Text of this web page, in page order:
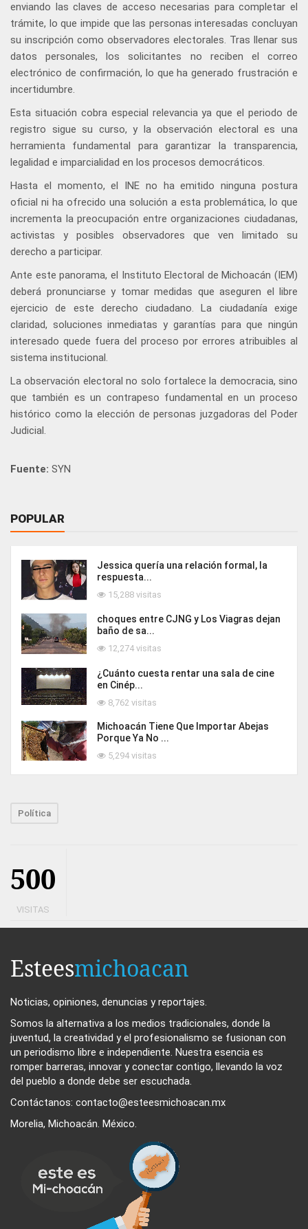
enviando las claves de acceso necesarias para completar el
trámite, lo que impide que las personas interesadas concluyan
su inscripción como observadores electorales. Tras llenar sus
datos personales, los solicitantes no reciben el correo
electrónico de confirmación, lo que ha generado frustración e
incertidumbre.
Esta situación cobra especial relevancia ya que el periodo de
registro sigue su curso, y la observación electoral es una
herramienta fundamental para garantizar la transparencia,
legalidad e imparcialidad en los procesos democráticos.
Hasta el momento, el INE no ha emitido ninguna postura
oficial ni ha ofrecido una solución a esta problemática, lo que
incrementa la preocupación entre organizaciones ciudadanas,
activistas y posibles observadores que ven limitado su
derecho a participar.
Ante este panorama, el Instituto Electoral de Michoacán (IEM)
deberá pronunciarse y tomar medidas que aseguren el libre
ejercicio de este derecho ciudadano. La ciudadanía exige
claridad, soluciones inmediatas y garantías para que ningún
interesado quede fuera del proceso por errores atribuibles al
sistema institucional.
La observación electoral no solo fortalece la democracia, sino
que también es un contrapeso fundamental en un proceso
histórico como la elección de personas juzgadoras del Poder
Judicial.
Fuente: SYN
POPULAR
Jessica quería una relación formal, la
respuesta...
15,288 visitas
choques entre CJNG y Los Viagras dejan
baño de sa...
12,274 visitas
¿Cuánto cuesta rentar una sala de cine
en Cinép...
8,762 visitas
Michoacán Tiene Que Importar Abejas
Porque Ya No ...
5,294 visitas
Política
500
VISITAS
Esteesmichoacan
Noticias, opiniones, denuncias y reportajes.
Somos la alternativa a los medios tradicionales, donde la
juventud, la creatividad y el profesionalismo se fusionan con
un periodismo libre e independiente. Nuestra esencia es
romper barreras, innovar y conectar contigo, llevando la voz
del pueblo a donde debe ser escuchada.
Contáctanos: contacto@esteesmichoacan.mx
Morelia, Michoacán. México.